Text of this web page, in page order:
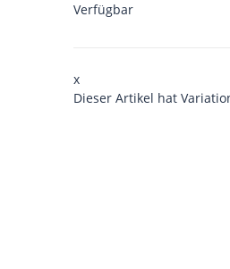
Verfügbar
x
Dieser Artikel hat